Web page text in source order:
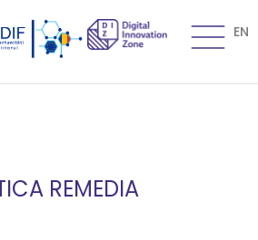
EN
REMEDIA